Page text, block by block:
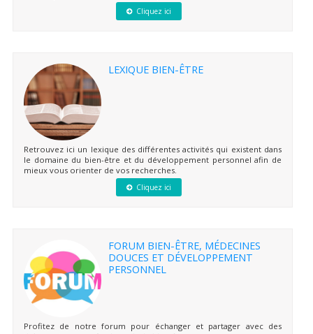
Cliquez ici
LEXIQUE BIEN-ÊTRE
Retrouvez ici un lexique des différentes activités qui existent dans
le domaine du bien-être et du développement personnel afin de
mieux vous orienter de vos recherches.
Cliquez ici
FORUM BIEN-ÊTRE, MÉDECINES
DOUCES ET DÉVELOPPEMENT
PERSONNEL
Profitez de notre forum pour échanger et partager avec des